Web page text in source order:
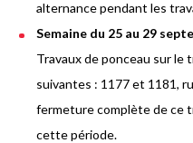
alternance pendant les
Semaine du 25 au 29
Travaux de ponceau sur
suivantes : 1177 et 1181,
fermeture complète de ce
cette période.